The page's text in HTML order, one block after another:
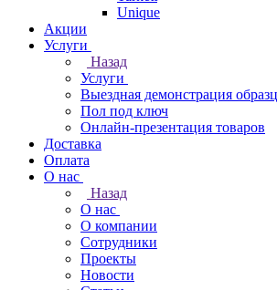
Unique
Акции
Услуги
Назад
Услуги
Выездная демонстрация
Пол под ключ
Онлайн-презентация товаров
Доставка
Оплата
О нас
Назад
О нас
О компании
Сотрудники
Проекты
Новости